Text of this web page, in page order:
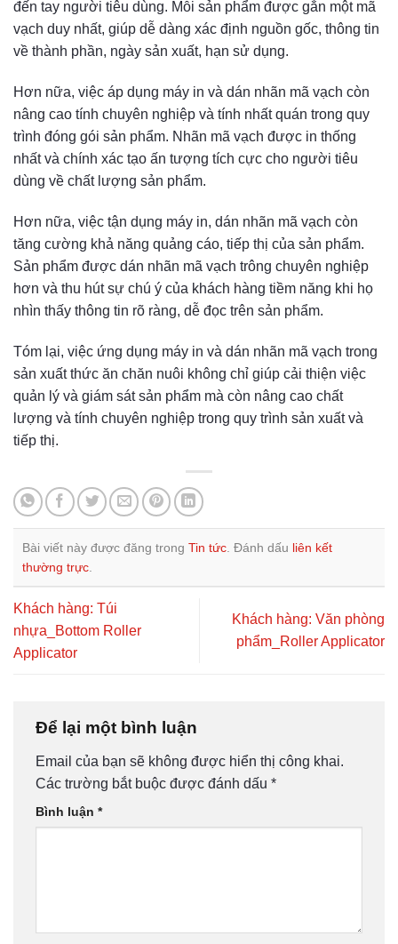
đến tay người tiêu dùng. Mỗi sản phẩm được gắn một mã
vạch duy nhất, giúp dễ dàng xác định nguồn gốc, thông tin
về thành phần, ngày sản xuất, hạn sử dụng.
Hơn nữa, việc áp dụng máy in và dán nhãn mã vạch còn
nâng cao tính chuyên nghiệp và tính nhất quán trong quy
trình đóng gói sản phẩm. Nhãn mã vạch được in thống
nhất và chính xác tạo ấn tượng tích cực cho người tiêu
dùng về chất lượng sản phẩm.
Hơn nữa, việc tận dụng máy in, dán nhãn mã vạch còn
tăng cường khả năng quảng cáo, tiếp thị của sản phẩm.
Sản phẩm được dán nhãn mã vạch trông chuyên nghiệp
hơn và thu hút sự chú ý của khách hàng tiềm năng khi họ
nhìn thấy thông tin rõ ràng, dễ đọc trên sản phẩm.
Tóm lại, việc ứng dụng máy in và dán nhãn mã vạch trong
sản xuất thức ăn chăn nuôi không chỉ giúp cải thiện việc
quản lý và giám sát sản phẩm mà còn nâng cao chất
lượng và tính chuyên nghiệp trong quy trình sản xuất và
tiếp thị.
Bài viết này được đăng trong Tin tức . Đánh dấu liên kết
thường trực
Khách hàng: Túi
nhựa_Bottom Roller
Applicator
Khách hàng: Văn phòng
phẩm_Roller Applicator
Để lại một bình luận
Email của bạn sẽ không được hiển thị công khai.
Các trường bắt buộc được đánh dấu *
Bình luận *